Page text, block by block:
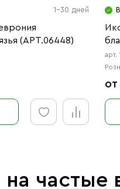
1-30 дней
(АРТ.06448)
арт.
частые